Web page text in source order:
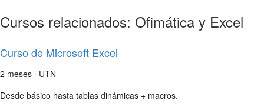
Cursos relacionados: Ofimática y Excel
Curso de Microsoft Excel
2 meses · UTN
Desde básico hasta tablas dinámicas + macros.